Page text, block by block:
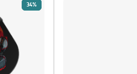
34%